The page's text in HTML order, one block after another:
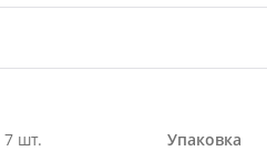
7 шт.
Упаковка